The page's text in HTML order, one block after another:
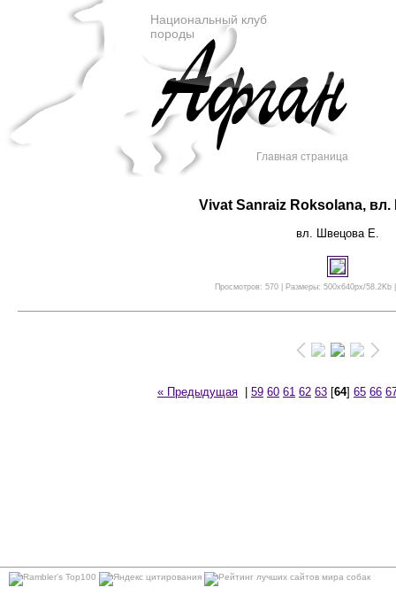
Национальный клуб
породы
Главная страница
Vivat Sanraiz Roksolana,
вл. Швецова Е.
Просмотров: 570 | Размеры: 500x640px/58.2Kb
« Предыдущая 59 60 61 62 63 [64] 65 66